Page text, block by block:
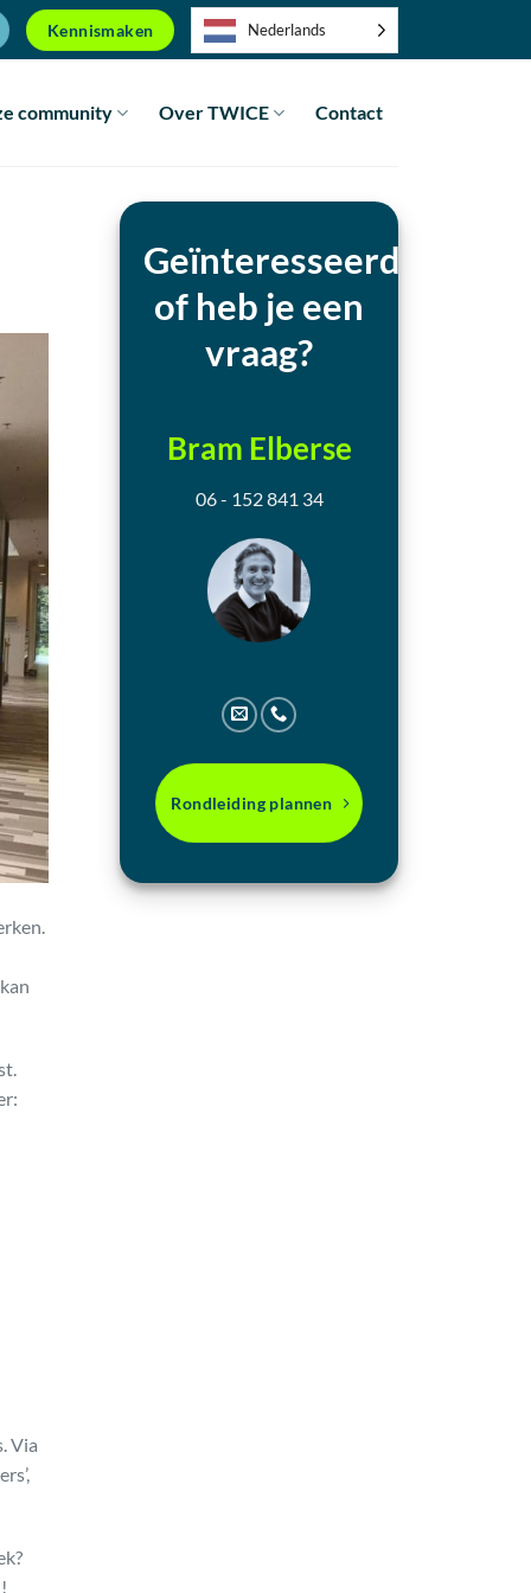
Kennismaken Nederlands
community Over TWICE Contact
Via
Geïnteresseerd
of heb je een
vraag?
Bram Elberse
06 - 152 841 34
Rondleiding plannen